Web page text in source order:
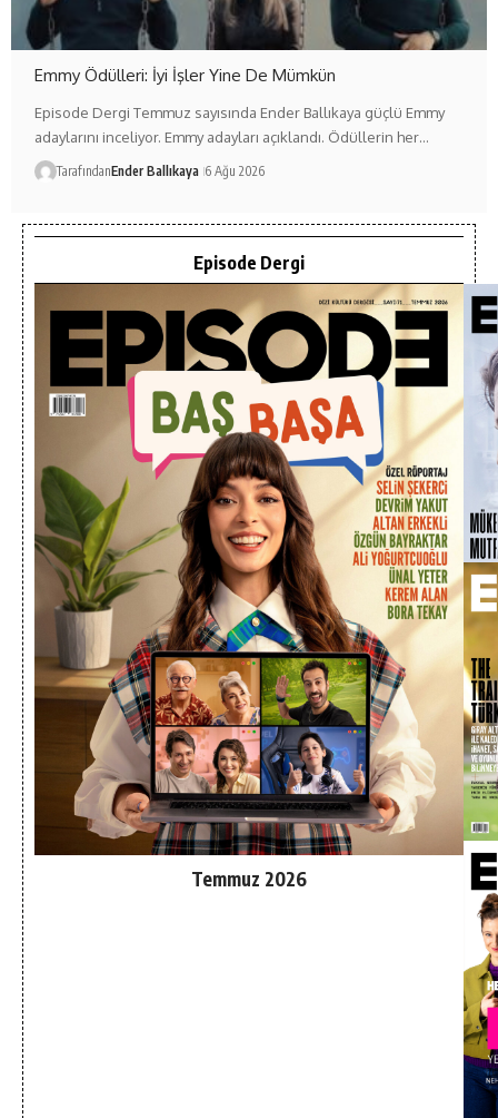
Emmy Ödülleri: İyi İşler Yine De Mümkün
Episode Dergi Temmuz sayısında Ender Ballıkaya güçlü Emmy
adaylarını inceliyor. Emmy adayları açıklandı. Ödüllerin her…
TarafındanEnder Ballıkaya 6 Ağu 2026
Episode Dergi
Temmuz 2026